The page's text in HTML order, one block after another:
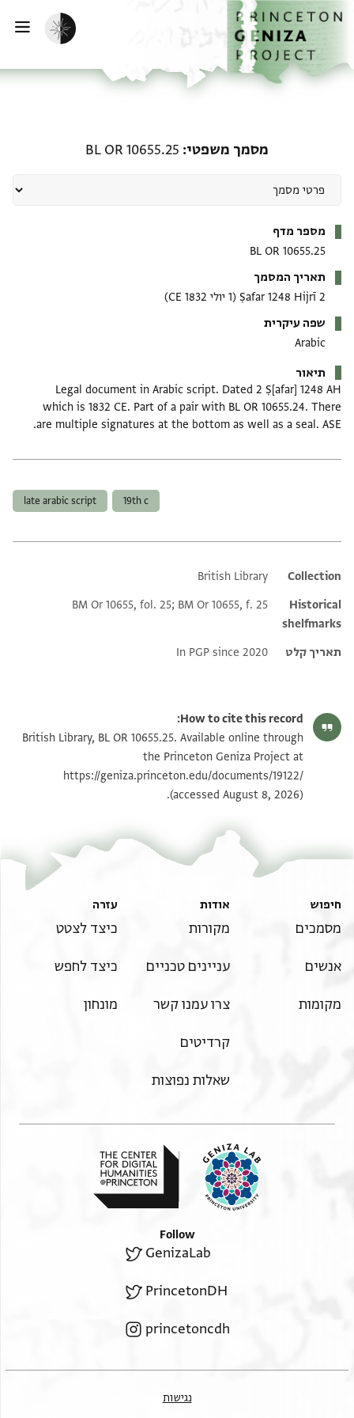
דילוג לתוכן
דף הבית
הפעלת מצב כהה
מסמך משפטי BL OR 10655.25
מספר מדף
BL OR 10655.25
תאריך המסמך
2 Ṣafar 1248 Hijrī
(1 יולי 1832 CE)
שפה עיקרית
Arabic
תיאור
Legal document in Arabic script. Dated 2 Ṣ[afar] 1248 AH
which is 1832 CE. Part of a pair with BL OR 10655.24. There
are multiple signatures at the bottom as well as a seal. ASE.
19th c
late arabic script
Additional metadata
Collection
British Library
Historical
shelfmarks
BM Or 10655, fol. 25; BM Or 10655, f. 25
תאריך קלט In PGP since 2020
How to cite this record:
British Library, BL OR 10655.25. Available online through
the Princeton Geniza Project at
https://geniza.princeton.edu/documents/19122/
(accessed August 8, 2026).
חיפוש
מסמכים
אנשים
מקומות
אודות
מקורות
עניינים טכניים
צרו עמנו קשר
קרדיטים
שאלות נפוצות
עזרה
כיצד לצטט
כיצד לחפש
מונחון
Follow
GenizaLab
PrincetonDH
princetoncdh
נגישות